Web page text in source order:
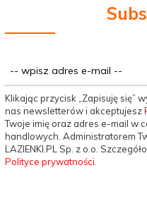
Klikając przycisk „Zapisuję się”
nas newsletterów i akceptujesz
Twoje imię oraz adres e-mail w
handlowych. Administratorem
LAZIENKI.PL Sp. z o.o.
Polityce prywatności.